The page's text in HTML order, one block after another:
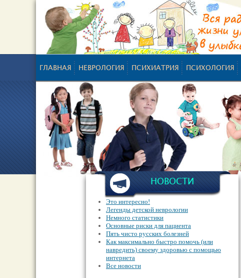
ГЛАВНАЯ НЕВРОЛОГИЯ ПСИХИАТРИЯ ПСИХОЛОГИЯ
НОВОСТИ
Это интересно!
Легенды детской неврологии
Немного статистики
Основные риски для пациента
Пять чисто русских болезней
Как максимально быстро помочь (или
навредить) своему здоровью с помощью
интернета
Все новости